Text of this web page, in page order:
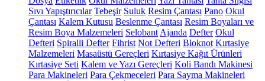
Sıvı Yapıştırıcılar Tebeşir Suluk Resim Çantası Pano Okul
Çantası Kalem Kutusu Beslenme Çantası Resim Boyaları ve
Resim Boya Malzemeleri Selobant Ajanda Defter Okul
Defteri Spiralli Defter Fihrist Not Defteri Bloknot Kırtasiye
Malzemeleri Masaüstü Gereçleri Kırtasiye Kağıt Ürünleri
Kırtasiye Seti Kalem ve Yazı Gereçleri Koli Bandı Makinesi
Para Makineleri Para Çekmeceleri Para Sayma Makineleri